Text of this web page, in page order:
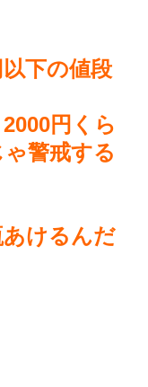
下の値段
円くら
警戒する
けるんだ